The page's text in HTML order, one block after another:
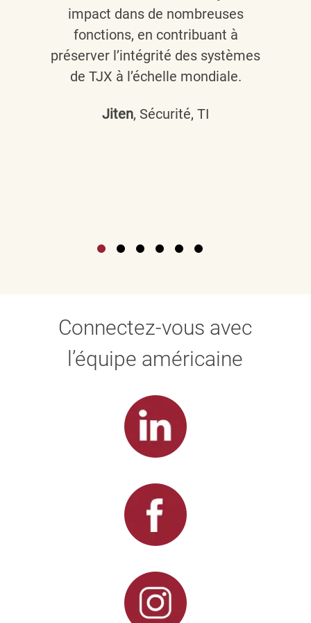
impact dans de nombreuses
fonctions, en contribuant à
préserver l’intégrité des systèmes
de TJX à l’échelle mondiale.
Jiten, Sécurité, TI
Connectez-vous avec
l’équipe américaine